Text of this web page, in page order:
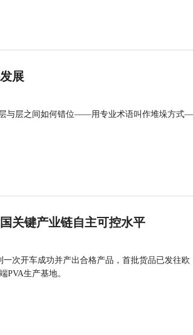
展
层与层之间如何错位——用专业术语叫作堆垛方
关键产业链自主可控水平
次开车成功并产出合格产品，首批货品已发往欧
PVA生产基地。